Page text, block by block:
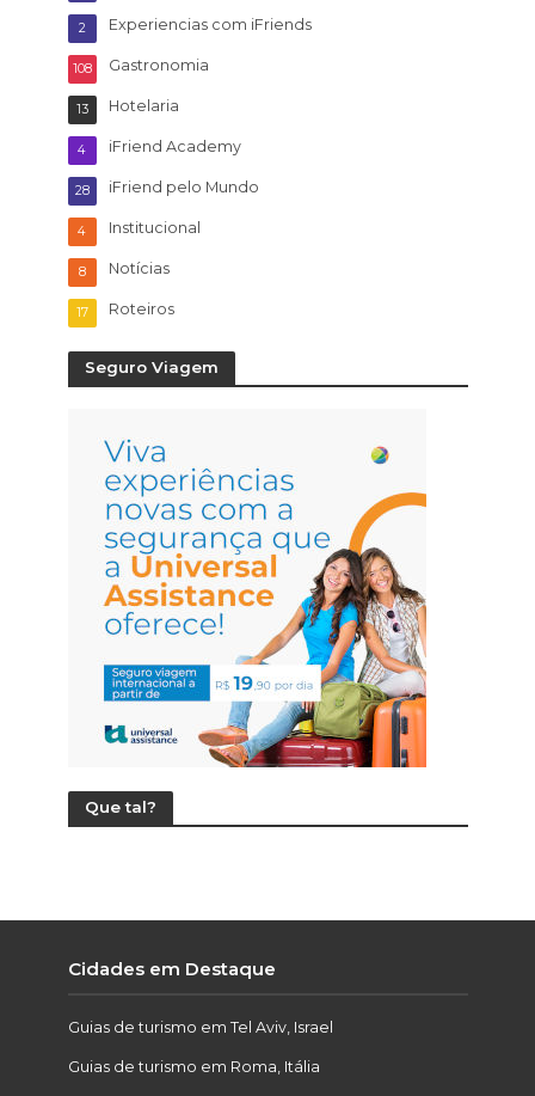
Experiencias com iFriends
2
Gastronomia
108
Hotelaria
13
iFriend Academy
4
iFriend pelo Mundo
28
Institucional
4
Notícias
8
Roteiros
17
Seguro Viagem
Que tal?
Cidades em Destaque
Guias de turismo em Tel Aviv, Israel
Guias de turismo em Roma, Itália